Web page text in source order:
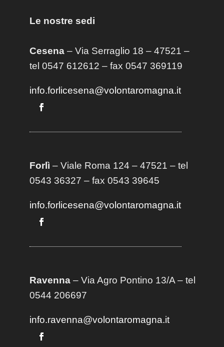
Le nostre sedi
Cesena– Via Serraglio 18 – 47521 –
tel 0547 612612 – fax 0547 369119
info.forlicesena@volontaromagna.it
Forlì – Viale Roma 124 – 47521 – tel
0543 36327 – fax 0543 39645
info.forlicesena@volontaromagna.it
Ravenna– Via Agro Pontino 13/A– tel
0544 206697
info.ravenna@volontaromagna.it